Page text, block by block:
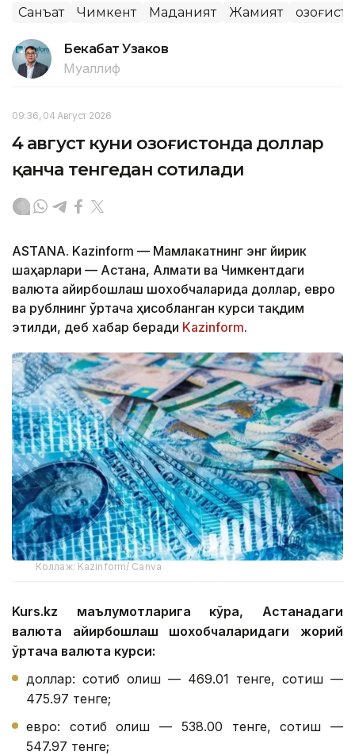
Санъат Чимкент Маданият Жамият
Бекабат Узаков
Муаллиф
09:36, 04 Август 2026
4 август куни Қозоғистонда доллар
қанча тенгедан сотилади
ASTANA. Kazinform — Мамлакатнинг энг йирик
шаҳарлари — Астана, Алмати ва Чимкентдаги
валюта айирбошлаш шохобчаларида доллар, евро
ва рублнинг ўртача ҳисобланган курси тақдим
этилди, деб хабар беради Kazinform.
Коллаж: Kazinform/ Canva
Kurs.kz маълумотларига кўра, Астанадаги
валюта айирбошлаш шохобчаларидаги жорий
ўртача валюта курси:
доллар: сотиб олиш — 469.01 тенге, сотиш —
475.97 тенге;
евро: сотиб олиш — 538.00 тенге, сотиш —
547.97 тенге;